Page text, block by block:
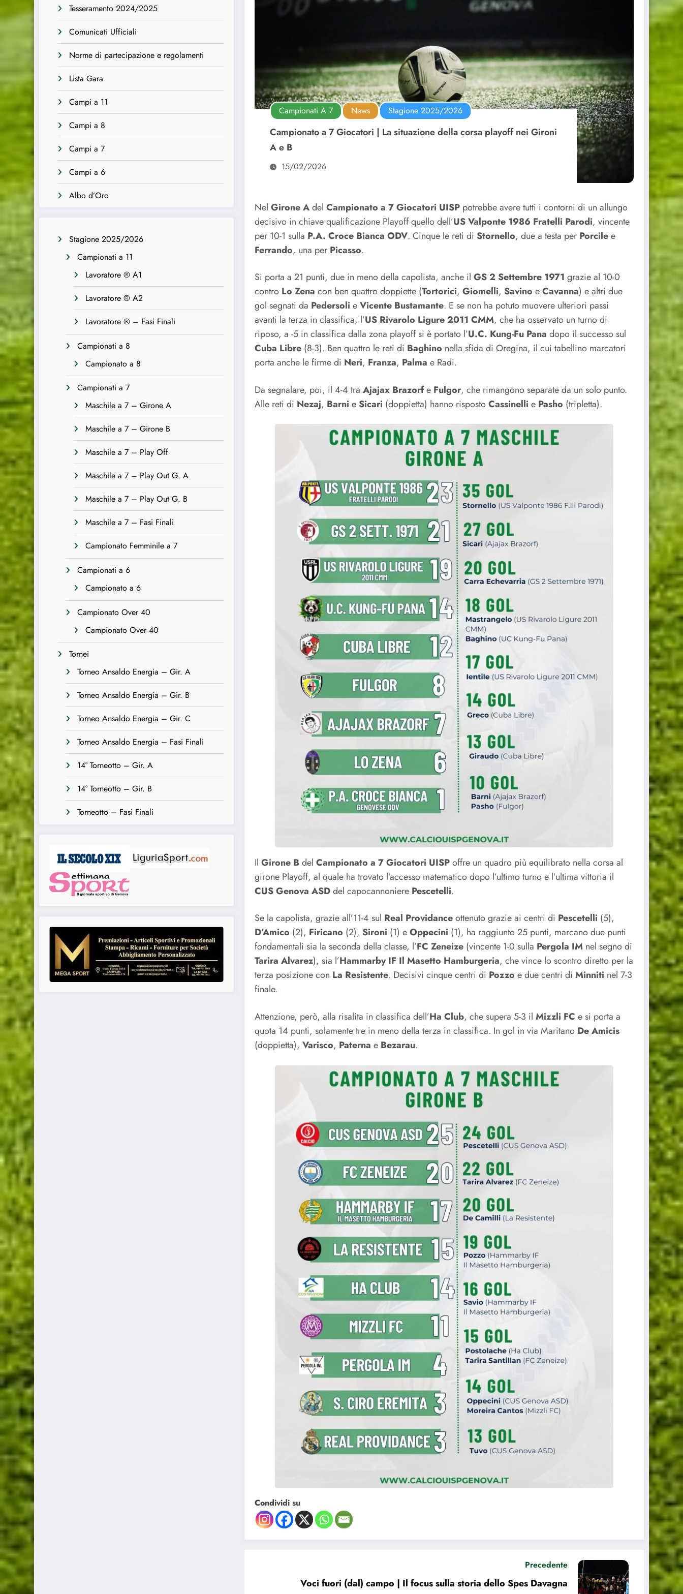
Tesseramento 2024/2025
Comunicati Ufficiali
Norme di partecipazione e regolamenti
Lista Gara
Campi a 11
Campi a 8
Campi a 7
Campi a 6
Albo d’Oro
Stagione 2025/2026
Campionati a 11
Lavoratore ® A1
Lavoratore ® A2
Lavoratore ® – Fasi Finali
Campionati a 8
Campionato a 8
Campionati a 7
Maschile a 7 – Girone A
Maschile a 7 – Girone B
Maschile a 7 – Play Off
Maschile a 7 – Play Out G. A
Maschile a 7 – Play Out G. B
Maschile a 7 – Fasi Finali
Campionato Femminile a 7
Campionati a 6
Campionato a 6
Campionato Over 40
Campionato Over 40
Tornei
Torneo Ansaldo Energia – Gir. A
Torneo Ansaldo Energia – Gir. B
Torneo Ansaldo Energia – Gir. C
Torneo Ansaldo Energia – Fasi Finali
14° Torneotto – Gir. A
14° Torneotto – Gir. B
Torneotto – Fasi Finali
Campionati A 7 News Stagione 2025/2026
Campionato a 7 Giocatori | La situazione della corsa playoff nei Gironi
A e B
15/02/2026
NelGirone AdelCampionato a 7 Giocatori UISP potrebbe avere tutti i contorni di un allungo
decisivo in chiave qualificazione Playoff quello dell’US Valponte 1986 Fratelli Parodi, vincente
per 10-1 sulla P.A. Croce Bianca ODV. Cinque le reti diStornello, due a testa per Porcilee
Ferrando, una per Picasso.
Si porta a 21 punti, due in meno della capolista, anche ilGS 2 Settembre 1971grazie al 10-0
contro Lo Zena con ben quattro doppiette (Tortorici,Giomelli,Savino eCavanna) e altri due
gol segnati da Pedersoli eVicente Bustamante. E se non ha potuto muovere ulteriori passi
avanti la terza in classifica, l’US Rivarolo Ligure 2011 CMM, che ha osservato un turno di
riposo, a -5 in classifica dalla zona playoff si è portato l’U.C. Kung-Fu Pana dopo il successo sul
Cuba Libre (8-3). Ben quattro le reti di Baghino nella sfida di Oregina, il cui tabellino marcatori
porta anche le firme di Neri, Franza, Palma e Radi.
Da segnalare, poi, il 4-4 traAjajax Brazorfe Fulgor, che rimangono separate da un solo punto.
Alle reti di Nezaj, Barni eSicari (doppietta) hanno rispostoCassinelli e Pasho (tripletta).
IlGirone B delCampionato a 7 Giocatori UISPoffre un quadro più equilibrato nella corsa al
girone Playoff, al quale ha trovato l’accesso matematico dopo l’ultimo turno e l’ultima vittoria il
CUS Genova ASDdel capocannoniere Pescetelli.
Se la capolista, grazie all’11-4 sul Real Providanceottenuto grazie ai centri di Pescetelli (5),
D’Amico (2), Firicano (2),Sironi (1) eOppecini (1), ha raggiunto 25 punti, marcano due punti
fondamentali sia la seconda della classe, l’FC Zeneize (vincente 1-0 sulla Pergola IM nel segno di
Tarira Alvarez), sia l’Hammarby IF Il Masetto Hamburgeria, che vince lo scontro diretto per la
terza posizione con La Resistente. Decisivi cinque centri di Pozzo e due centri diMinniti nel 7-3
finale.
Attenzione, però, alla risalita in classifica dell’Ha Club, che supera 5-3 ilMizzli FC e si porta a
quota 14 punti, solamente tre in meno della terza in classifica. In gol in via Maritano De Amicis
(doppietta),Varisco, Paterna e Bezarau.
Condividi su
Precedente
Voci fuori (dal) campo | Il focus sulla storia dello Spes Davagna